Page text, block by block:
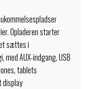
Opladeren starter
sættes i
AUX-indgang, USB
tablets
display